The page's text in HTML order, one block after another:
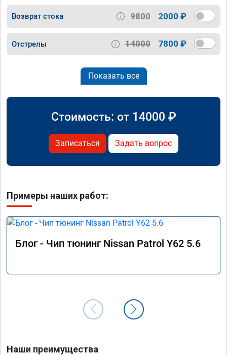
Возврат стока 9800 2000 ₽
Отстрелы 14000 7800 ₽
Показать все
Стоимость: от 14000 ₽
Записаться Задать вопрос
Примеры наших работ:
Блог - Чип тюнинг Nissan Patrol Y62 5.6
Наши преимущества